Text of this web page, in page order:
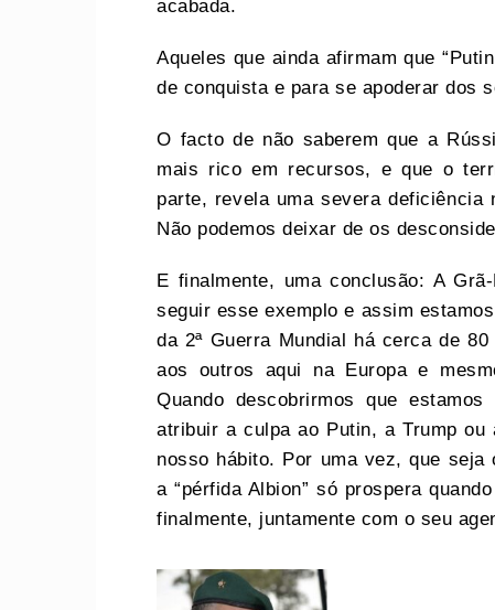
acabada.
Aqueles que ainda afirmam que
de conquista e para se apoderar dos
O facto de não saberem que a
mais rico em recursos, e que o
parte, revela uma severa deficiência
Não podemos deixar de os
E finalmente, uma conclusão: A
seguir esse exemplo e assim
da 2ª Guerra Mundial há cerca de
aos outros aqui na Europa e
Quando descobrirmos que
atribuir a culpa ao Putin, a Trump
nosso hábito. Por uma vez, que seja
a “pérfida Albion” só prospera
finalmente, juntamente com o seu